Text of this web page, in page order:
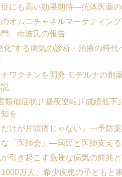
にも高い効果期待―抗体医薬
のオムニチャネルマーケティ
、南波氏の報告
化”する病気の診断・治療の時
ワクチンを開発 モデルナの創
類似症状｣｢昼夜逆転｣｢成績低
を
だけが片頭痛じゃない」―予防
「医師会」―国民と医師支え
引き起こす危険な病気の前兆
万人、希少疾患の子どもと